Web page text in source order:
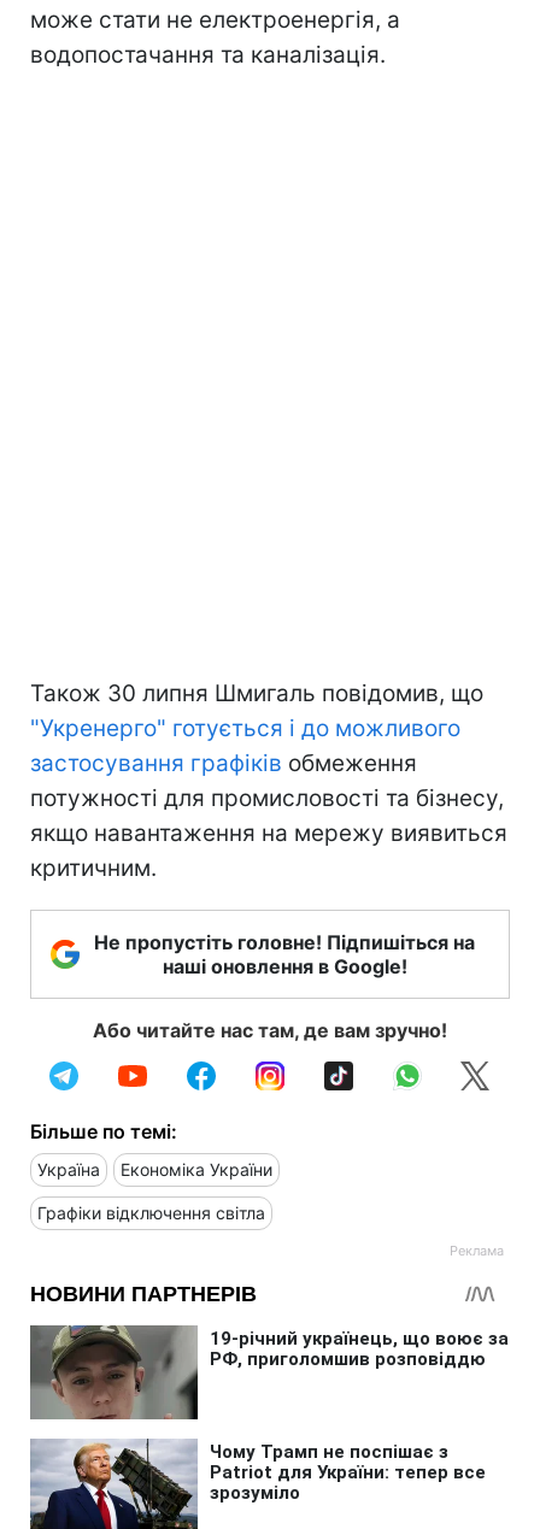
може стати не електроенергія, а
водопостачання та каналізація.
Також 30 липня Шмигаль повідомив, що
"Укренерго" готується і до можливого
застосування графіків обмеження
потужності для промисловості та бізнесу,
якщо навантаження на мережу виявиться
критичним.
Не пропустіть головне! Підпишіться на
наші оновлення в Google!
Або читайте нас там, де вам зручно!
Більше по темі:
Україна Економіка України
Графіки відключення світла